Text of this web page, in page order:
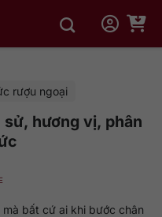
rượu ngoại
sử, hương vị, phân
bất cứ ai khi bước chân